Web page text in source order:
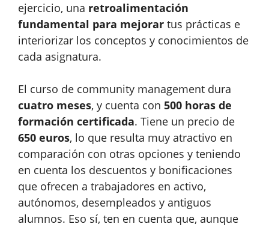
ejercicio, una retroalimentación
fundamental para mejorar tus prácticas e
interiorizar los conceptos y conocimientos de
cada asignatura.
El curso de community management dura
cuatro meses, y cuenta con 500 horas de
formación certificada. Tiene un precio de
650 euros, lo que resulta muy atractivo en
comparación con otras opciones y teniendo
en cuenta los descuentos y bonificaciones
que ofrecen a trabajadores en activo,
autónomos, desempleados y antiguos
alumnos. Eso sí, ten en cuenta que, aunque